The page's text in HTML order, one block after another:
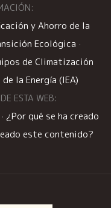
y Ahorro de la
Ecológica ·
de Climatización
la Energía (IEA)
ESTA WEB:
· ¿Por qué se ha creado
este contenido?